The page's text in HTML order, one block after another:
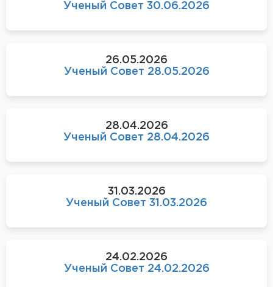
Ученый Совет 30.06.2026
26.05.2026
Ученый Совет 28.05.2026
28.04.2026
Ученый Совет 28.04.2026
31.03.2026
Ученый Совет 31.03.2026
24.02.2026
Ученый Совет 24.02.2026